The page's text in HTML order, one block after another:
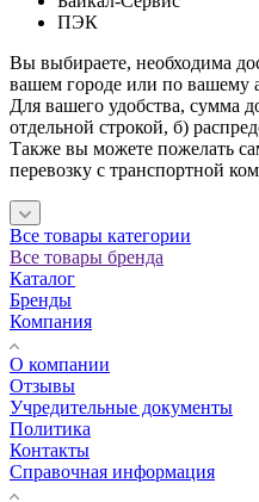
ПЭК
Вы выбираете, необходима
вашем городе или по вашему
Для вашего удобства, сумма
отдельной строкой, б)
Также вы можете пожелать
перевозку с транспортной
Все товары категории
Все товары бренда
Каталог
Бренды
Компания
О компании
Отзывы
Учредительные документы
Политика
Контакты
Справочная информация